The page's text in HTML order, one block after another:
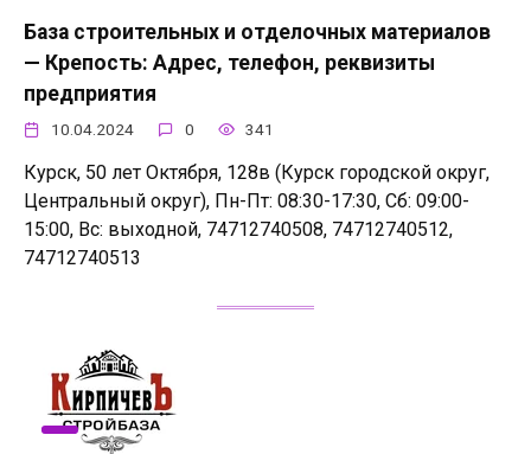
База строительных и отделочных материалов
— Крепость: Адрес, телефон, реквизиты
предприятия
10.04.2024 0 341
Курск, 50 лет Октября, 128в (Курск городской округ,
Центральный округ), Пн-Пт: 08:30-17:30, Сб: 09:00-
15:00, Вс: выходной, 74712740508, 74712740512,
74712740513